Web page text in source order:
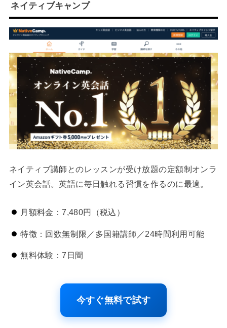
ネイティブキャンプ
ネイティブ講師とのレッスンが受け放題の定額制オンラ
イン英会話。英語に毎日触れる習慣を作るのに最適。
月額料金：7,480円（税込）
特徴：回数無制限／多国籍講師／24時間利用可能
無料体験：7日間
今すぐ無料で試す